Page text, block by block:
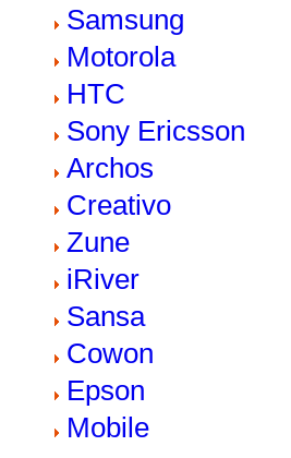
Samsung
Motorola
HTC
Sony Ericsson
Archos
Creativo
Zune
iRiver
Sansa
Cowon
Epson
Mobile